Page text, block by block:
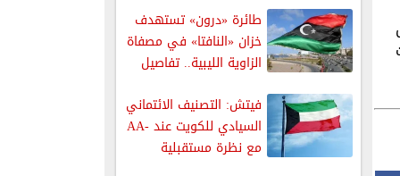
طائرة «درون» تستهدف
خزان «النافتا» في مصفاة
الزاوية الليبية.. تفاصيل
فيتش: التصنيف الائتماني
السيادي للكويت عند -AA
مع نظرة مستقبلية